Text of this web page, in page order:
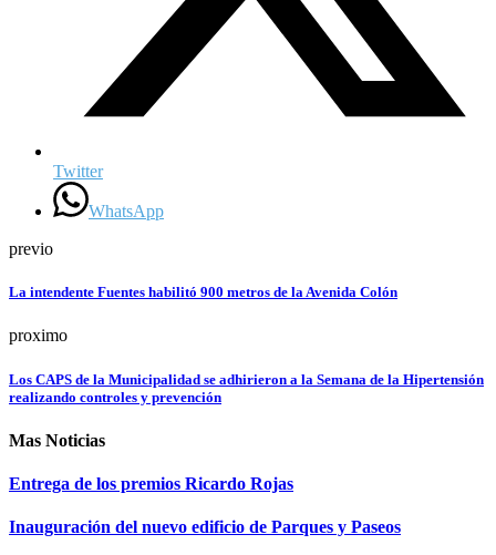
Twitter
WhatsApp
previo
La intendente Fuentes habilitó 900 metros de la Avenida Colón
proximo
Los CAPS de la Municipalidad se adhirieron a la Semana de la Hipertensión
realizando controles y prevención
Mas Noticias
Entrega de los premios Ricardo Rojas
Inauguración del nuevo edificio de Parques y Paseos